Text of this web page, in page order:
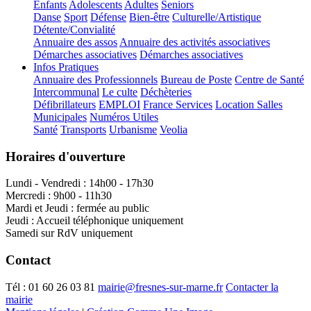
Enfants Adolescents Adultes Seniors
Danse Sport Défense Bien-être Culturelle/Artistique
Détente/Convialité
Annuaire des assos Annuaire des activités associatives
Démarches associatives Démarches associatives
Infos Pratiques
Annuaire des Professionnels Bureau de Poste Centre de Santé
Intercommunal Le culte Déchèteries
Défibrillateurs EMPLOI France Services Location Salles
Municipales Numéros Utiles
Santé Transports Urbanisme Veolia
Horaires d'ouverture
Lundi - Vendredi : 14h00 - 17h30
Mercredi : 9h00 - 11h30
Mardi et Jeudi : fermée au public
Jeudi : Accueil téléphonique uniquement
Samedi sur RdV uniquement
Contact
Tél : 01 60 26 03 81 mairie@fresnes-sur-marne.fr Contacter la
mairie